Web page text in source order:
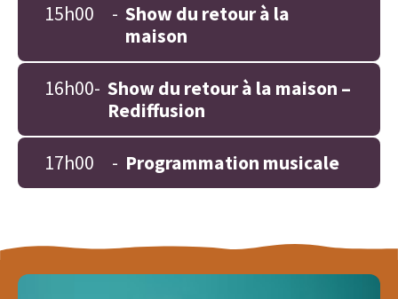
15h00 - Show du retour à la
maison
16h00- Show du retour à la maison –
Rediffusion
17h00 - Programmation musicale